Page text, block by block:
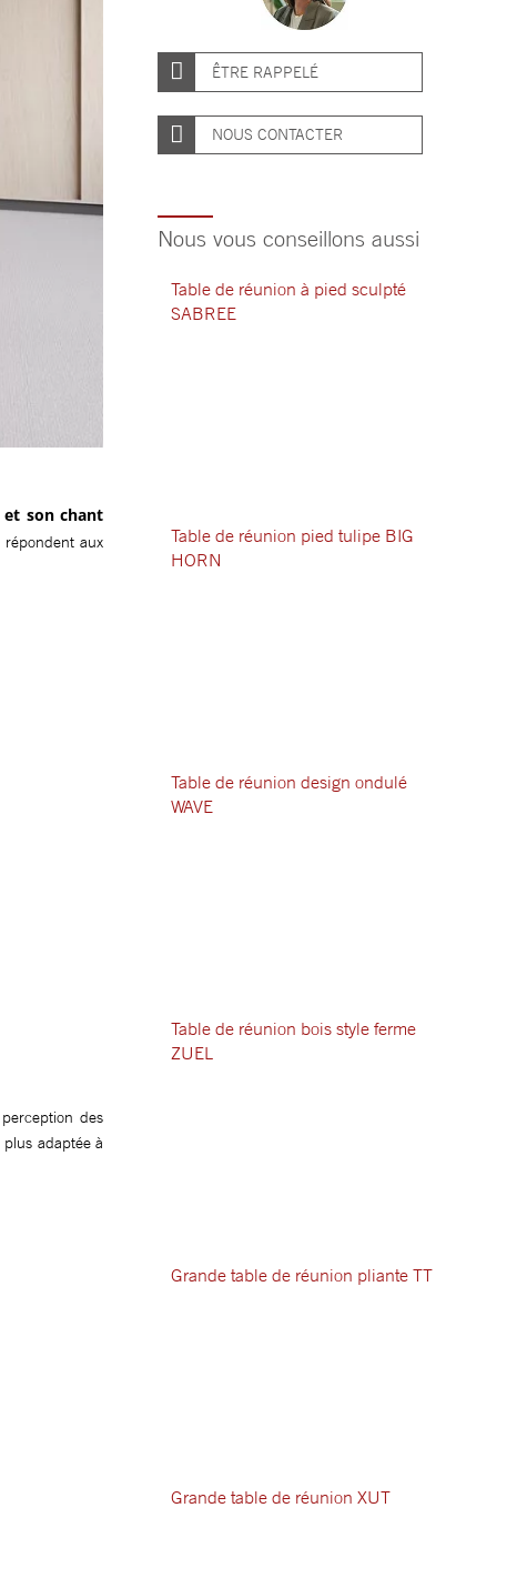
et son chant
aux
des
adaptée à
ÊTRE RAPPELÉ
NOUS CONTACTER
Nous vous conseillons aussi
Table de réunion à pied sculpté
SABREE
Table de réunion pied tulipe BIG
HORN
Table de réunion design ondulé
WAVE
Table de réunion bois style ferme
ZUEL
Grande table de réunion pliante TT
Grande table de réunion XUT